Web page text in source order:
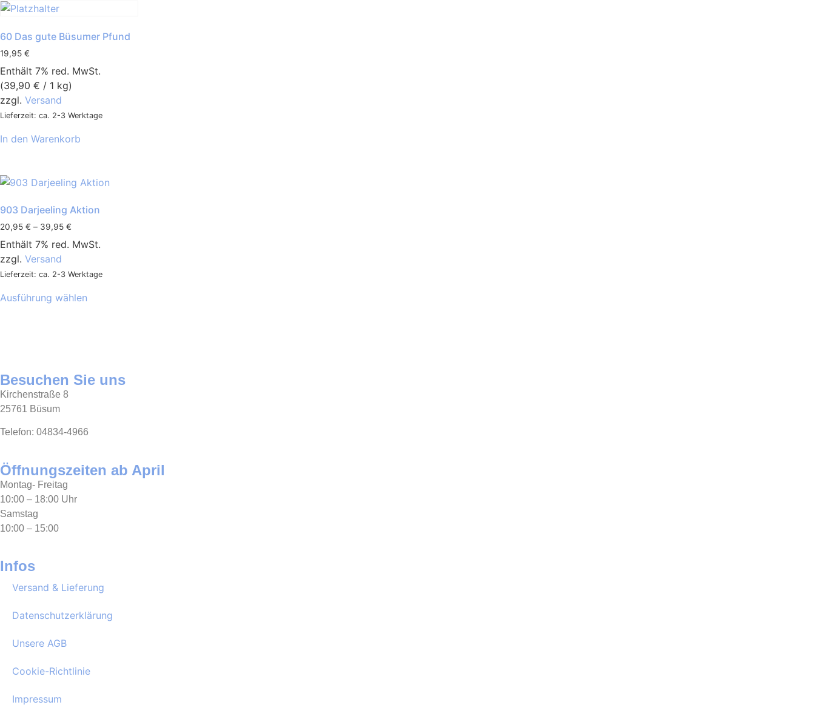
60 Das gute Büsumer Pfund
19,95 €
Enthält 7% red. MwSt.
(39,90 € / 1 kg)
zzgl. Versand
Lieferzeit: ca. 2-3 Werktage
In den Warenkorb
903 Darjeeling Aktion
20,95 € – 39,95 €
Enthält 7% red. MwSt.
zzgl. Versand
Lieferzeit: ca. 2-3 Werktage
Ausführung wählen
Besuchen Sie uns
Kirchenstraße 8
25761 Büsum
Telefon: 04834-4966
Öffnungszeiten ab April
Montag- Freitag
10:00 – 18:00 Uhr
Samstag
10:00 – 15:00
Infos
Versand & Lieferung
Datenschutzerklärung
Unsere AGB
Cookie-Richtlinie
Impressum